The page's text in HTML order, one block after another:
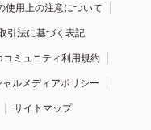
使用上の注意について
引法に基づく表記
ミュニティ利用規約
ャルメディアポリシー
サイトマップ